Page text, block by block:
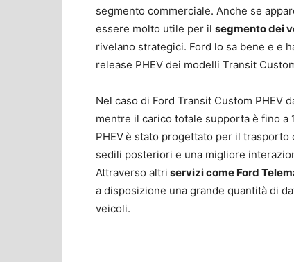
segmento commerciale. Anche se
essere molto utile per il segmento dei
rivelano strategici. Ford lo sa bene e e
release PHEV dei modelli Transit
Nel caso di Ford Transit Custom PHEV
mentre il carico totale supporta è fino a
PHEVè stato progettato per il trasporto
sedili posteriori e una migliore
Attraverso altri servizi come Ford
a disposizione una grande quantità di
veicoli.